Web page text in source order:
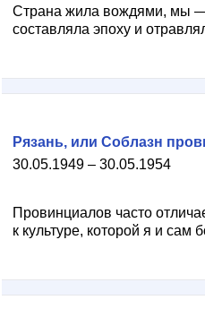
Страна жила вождями, мы
составляла эпоху и
30.05.1949 – 30.05.1954
Рязань, или Соблазн
Провинциалов часто
к культуре, которой я и сам